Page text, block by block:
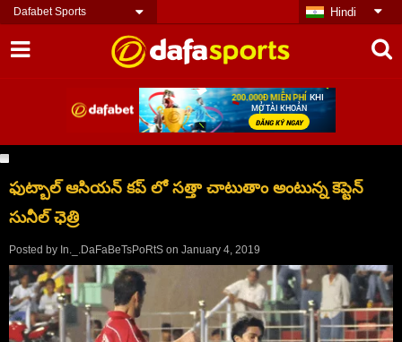
Dafabet Sports Hindi
ఫుట్బాల్ ఆసియన్ కప్ లో సత్తా చాటుతాం అంటున్న కెప్టెన్
సునీల్ ఛెత్రి
Posted by In._.DaFaBeTsPoRtS on January 4, 2019